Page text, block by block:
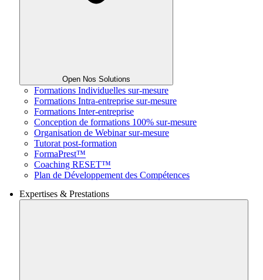
Open Nos Solutions
Formations Individuelles sur-mesure
Formations Intra-entreprise sur-mesure
Formations Inter-entreprise
Conception de formations 100% sur-mesure
Organisation de Webinar sur-mesure
Tutorat post-formation
FormaPrest™
Coaching RESET™
Plan de Développement des Compétences
Expertises & Prestations